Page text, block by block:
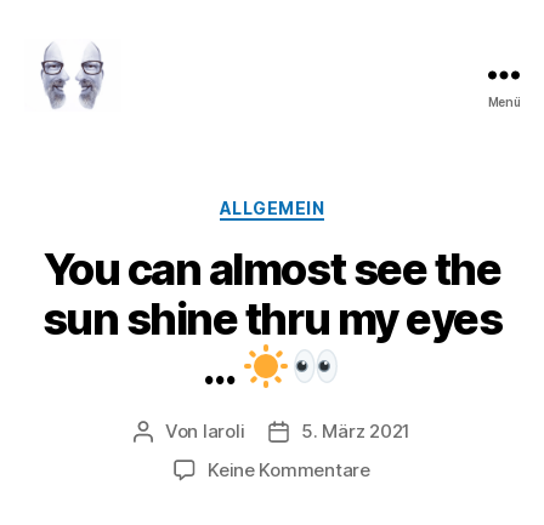
Menü
Kategorien
ALLGEMEIN
You can almost see the
sun shine thru my eyes
…
Beitragsautor
Von laroli Veröffentlichungsdatum
5. März 2021
Keine Kommentarezu